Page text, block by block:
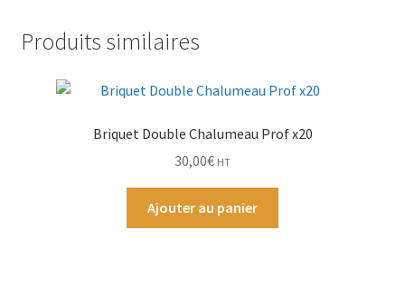
Entretien / Nettoyage
Produits similaires
Briquet Double Chalumeau Prof x20
30,00€ HT
Ajouter au panier